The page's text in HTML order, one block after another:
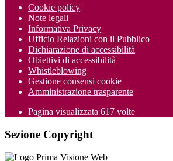
Cookie policy
Note legali
Informativa Privacy
Ufficio Relazioni con il Pubblico
Dichiarazione di accessibilità
Obiettivi di accessibilità
Whistleblowing
Gestione consensi cookie
Amministrazione trasparente
Pagina visualizzata 617 volte
Sezione Copyright